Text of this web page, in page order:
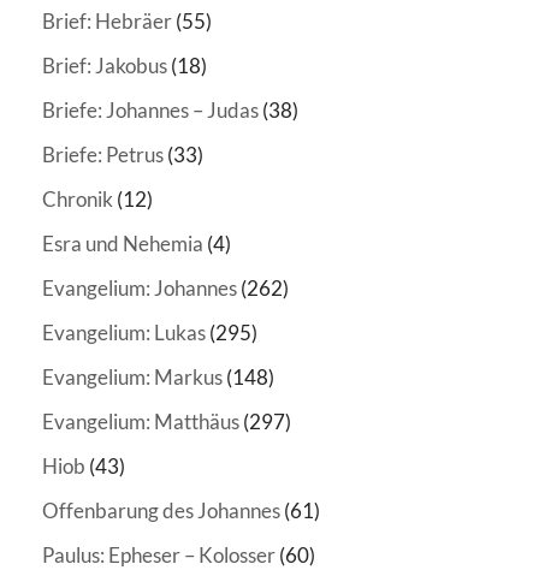
Brief: Hebräer(55)
Brief: Jakobus(18)
Briefe: Johannes – Judas(38)
Briefe: Petrus(33)
Chronik(12)
Esra und Nehemia (4)
Evangelium: Johannes(262)
Evangelium: Lukas(295)
Evangelium: Markus(148)
Evangelium: Matthäus(297)
Hiob (43)
Offenbarung des Johannes(61)
Paulus: Epheser – Kolosser(60)